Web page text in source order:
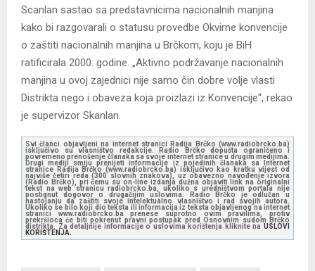
Scanlan sastao sa predstavnicima nacionalnih manjina
kako bi razgovarali o statusu provedbe Okvirne konvencije
o zaštiti nacionalnih manjina u Brčkom, koju je BiH
ratificirala 2000. godine. „Aktivno podržavanje nacionalnih
manjina u ovoj zajednici nije samo čin dobre volje vlasti
Distrikta nego i obaveza koja proizlazi iz Konvencije“, rekao
je supervizor Skanlan.
Svi članci objavljeni na internet stranici Radija Brčko (www.radiobrcko.ba)
isključivo su vlasništvo redakcije. Radio Brčko dopušta ograničeno i
povremeno prenošenje članaka sa svoje internet stranice u drugim medijima.
Drugi mediji smiju prenijeti informacije iz pojedinih članaka sa Internet
stranice Radija Brčko (www.radiobrcko.ba) isključivo kao kratku vijest od
najviše četiri reda (300 slovnih znakova), uz obavezno navođenje izvora
(Radio Brčko), pri čemu su on-line izdanja dužna objaviti link na originalni
tekst na web stranicu radiobrcko.ba, ukoliko s uredništvom portala nije
postignut dogovor o drugačijim uslovima. Radio Brčko je odlučan u
nastojanju da zaštiti svoje intelektualno vlasništvo i rad svojih autora.
Ukoliko se bilo koji dio teksta ili informacija iz teksta objavljenog na internet
stranici www.radiobrcko.ba prenese suprotno ovim pravilima, protiv
prekršioca će biti pokrenut pravni postupak pred Osnovnim sudom Brčko
distrikta. Za detaljnije informacije o uslovima korištenja kliknite na USLOVI
KORIŠTENJA.